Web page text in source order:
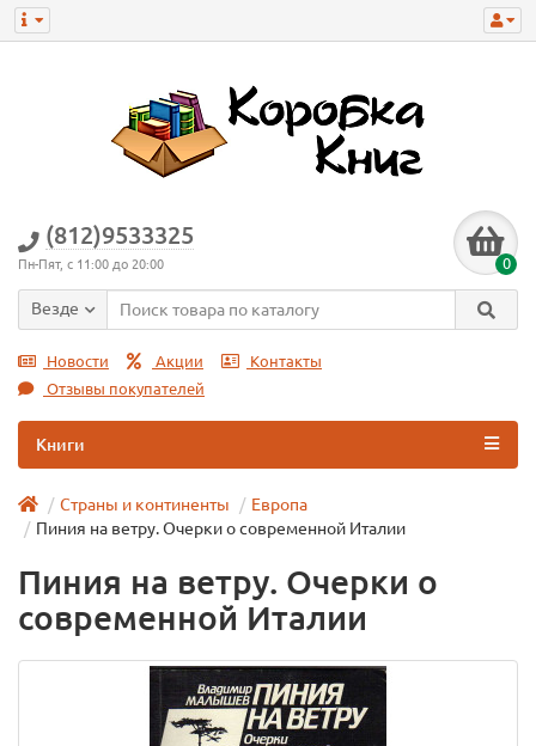
(812)9533325
Пн-Пят, с 11:00 до 20:00 0
Везде
Новости Акции
Контакты
Отзывы покупателей
Книги
Страны и континенты
Европа
Пиния на ветру. Очерки о современной Италии
Пиния на ветру. Очерки о
современной Италии